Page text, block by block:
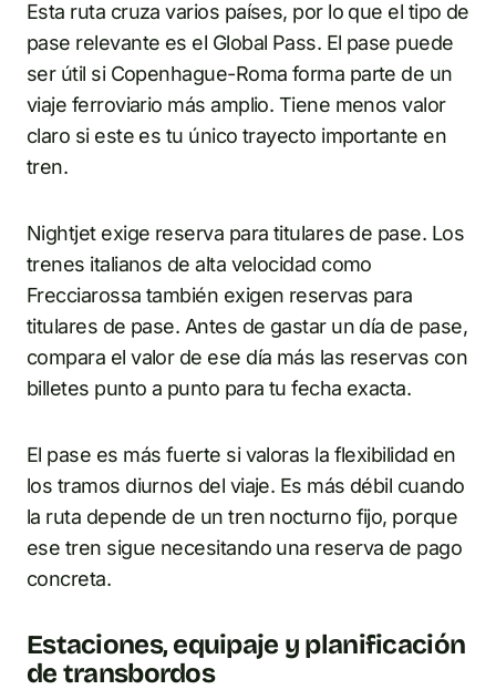
Esta ruta cruza varios países, por lo que el tipo de
pase relevante es el Global Pass. El pase puede
ser útil si Copenhague-Roma forma parte de un
viaje ferroviario más amplio. Tiene menos valor
claro si este es tu único trayecto importante en
tren.
Nightjet exige reserva para titulares de pase. Los
trenes italianos de alta velocidad como
Frecciarossa también exigen reservas para
titulares de pase. Antes de gastar un día de pase,
compara el valor de ese día más las reservas con
billetes punto a punto para tu fecha exacta.
El pase es más fuerte si valoras la flexibilidad en
los tramos diurnos del viaje. Es más débil cuando
la ruta depende de un tren nocturno fijo, porque
ese tren sigue necesitando una reserva de pago
concreta.
Estaciones, equipaje y planificación
de transbordos